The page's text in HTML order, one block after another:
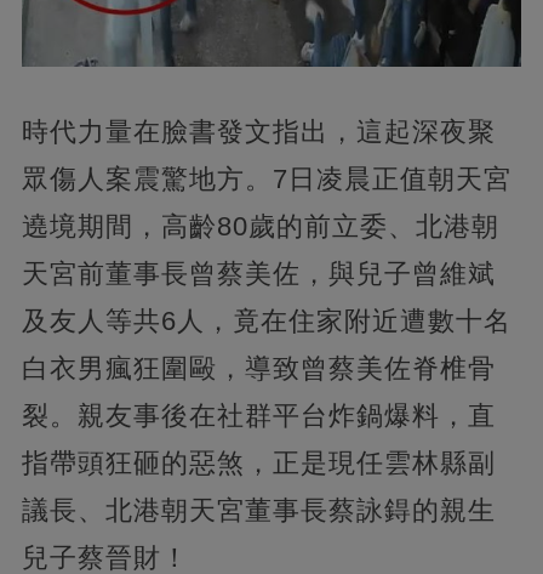
時代力量在臉書發文指出，這起深夜聚
眾傷人案震驚地方。7日凌晨正值朝天宮
遶境期間，高齡80歲的前立委、北港朝
天宮前董事長曾蔡美佐，與兒子曾維斌
及友人等共6人，竟在住家附近遭數十名
白衣男瘋狂圍毆，導致曾蔡美佐脊椎骨
裂。親友事後在社群平台炸鍋爆料，直
指帶頭狂砸的惡煞，正是現任雲林縣副
議長、北港朝天宮董事長蔡詠鍀的親生
兒子蔡晉財！